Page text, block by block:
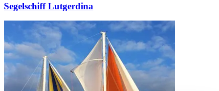
Segelschiff Lutgerdina